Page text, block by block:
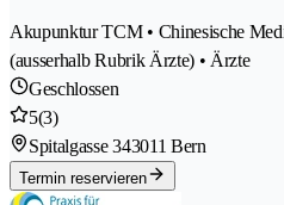
Akupunktur TCM • Chinesische
(ausserhalb Rubrik Ärzte) • Ärzte
Geschlossen
5(3)
Spitalgasse 343011 Bern
Termin reservieren